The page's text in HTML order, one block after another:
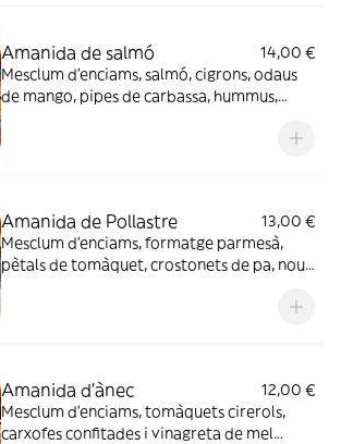
Amanida de salmó
14,00 €
Mesclum d'enciams, salmó, cigrons, odaus
de mango, pipes de carbassa, hummus,
Amanida de Pollastre
13,00 €
Mesclum d'enciams, formatge parmesà,
pètals de tomàquet, crostonets de pa, nous,
Amanida d'ànec
12,00 €
Mesclum d'enciams, tomàquets cirerols,
carxofes confitades i vinagreta de mel